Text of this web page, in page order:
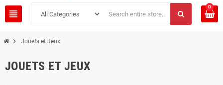
view_headline
0
chevron_right Jouets et Jeux
JOUETS ET JEUX